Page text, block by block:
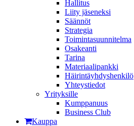
Hallitus
Liity jäseneksi
Säännöt
Strategia
Toimintasuunnitelma
Osakeanti
Tarina
Materiaalipankki
Häirintä­yhdyshenkilö
Yhteystiedot
Yrityksille
Kumppanuus
Business Club
Kauppa